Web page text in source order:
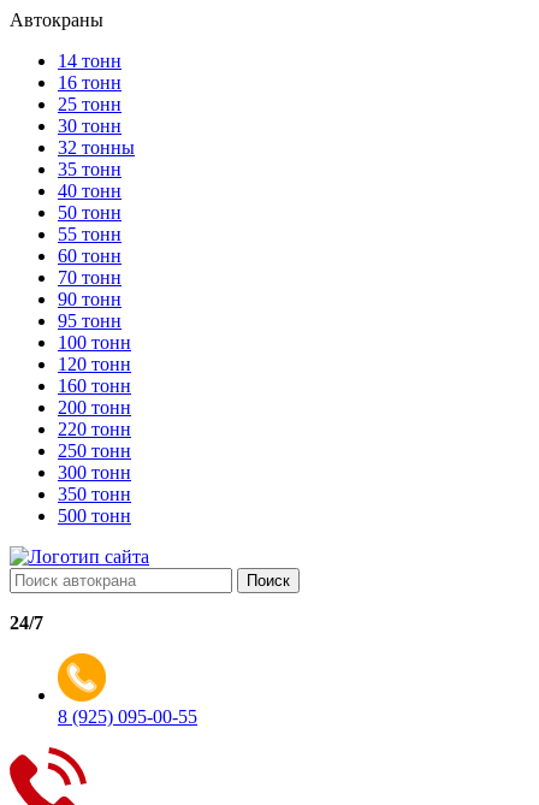
Автокраны
14 тонн
16 тонн
25 тонн
30 тонн
32 тонны
35 тонн
40 тонн
50 тонн
55 тонн
60 тонн
70 тонн
90 тонн
95 тонн
100 тонн
120 тонн
160 тонн
200 тонн
220 тонн
250 тонн
300 тонн
350 тонн
500 тонн
Поиск
24/7
8 (925) 095-00-55